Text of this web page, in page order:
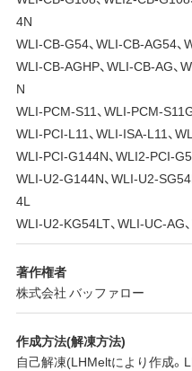
4N
WLI-CB-G54、WLI-CB-AG54
WLI-CB-AGHP、WLI-CB-AG、
N
WLI-PCM-S11、WLI-PCM-
WLI-PCI-L11、WLI-ISA-L11、
WLI-PCI-G144N、WLI2-PCI-
WLI-U2-G144N、WLI-U2-
4L
WLI-U2-KG54LT、WLI-UC-AG
著作権者
株式会社 バッファロー
作成方法(解凍方法)
自己解凍(LHMeltにより作成